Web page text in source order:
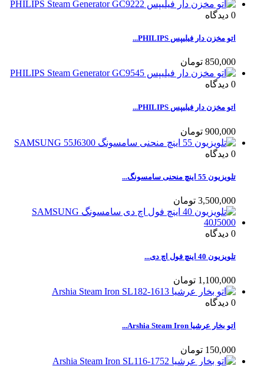
0 دیدگاه
اتو مخزن دار فیلیپس PHILIPS...
850,000 تومان
0 دیدگاه
اتو مخزن دار فیلیپس PHILIPS...
900,000 تومان
0 دیدگاه
تلویزیون 55 اینچ منحنی سامسونگ...
3,500,000 تومان
0 دیدگاه
تلویزیون 40 اینچ فول اچ دی...
1,100,000 تومان
0 دیدگاه
اتو بخار عرشیا Arshia Steam Iron...
150,000 تومان